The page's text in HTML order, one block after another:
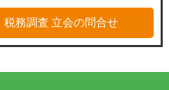
税務調査 立会の問合せ